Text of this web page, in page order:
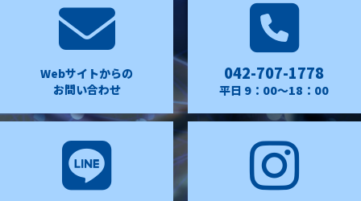
Webサイトからの
お問い合わせ
042-707-1778
平日 9：00〜18：00